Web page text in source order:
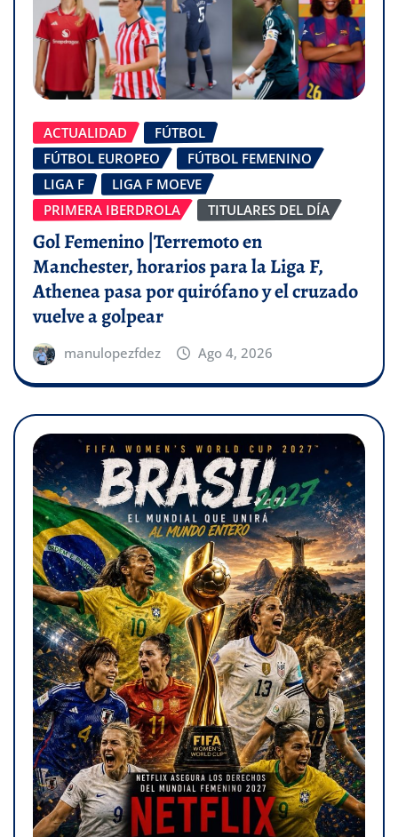
ACTUALIDAD
FÚTBOL
FÚTBOL EUROPEO
FÚTBOL FEMENINO
LIGA F
LIGA F MOEVE
PRIMERA IBERDROLA
TITULARES DEL DÍA
Gol Femenino |Terremoto en
Manchester, horarios para la Liga F,
Athenea pasa por quirófano y el cruzado
vuelve a golpear
manulopezfdez Ago 4, 2026